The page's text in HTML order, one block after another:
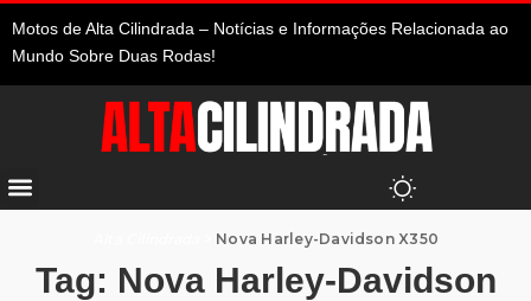
Motos de Alta Cilindrada – Notícias e Informações Relacionada ao
Mundo Sobre Duas Rodas!
Nova Harley-Davidson X350
Tag: Nova Harley-Davidson